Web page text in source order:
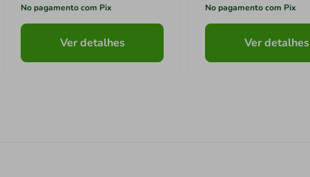
No pagamento com Pix
Ver detalhes
No pagamento com Pix
Ver detalhes